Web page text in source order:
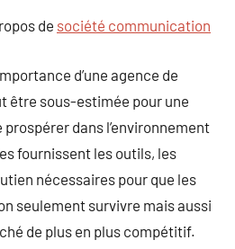
de société communication
d’une agence de
être sous-estimée pour une
dans l’environnement
fournissent les outils, les
nécessaires pour que les
seulement survivre mais aussi
de plus en plus compétitif.